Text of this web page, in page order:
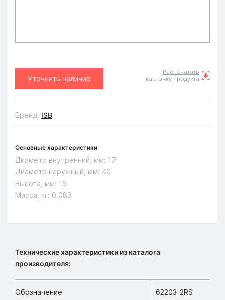
Уточнить наличие
Распечатать
карточку продукта
Бренд: ISB
Основные характеристики
Диаметр внутренний, мм: 17
Диаметр наружный, мм: 40
Высота, мм: 16
Масса, кг: 0.083
Технические характеристики из каталога
производителя:
Обозначение 62203-2RS